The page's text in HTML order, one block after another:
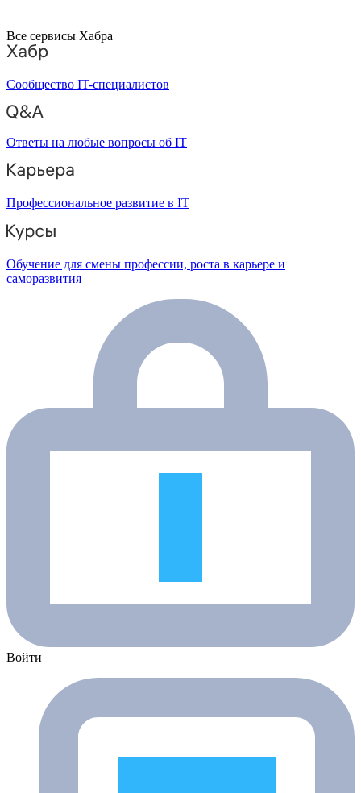
Все сервисы Хабра
Сообщество IT-специалистов
Ответы на любые вопросы об IT
Профессиональное развитие в IT
Обучение для смены профессии, роста в карьере и
саморазвития
Войти